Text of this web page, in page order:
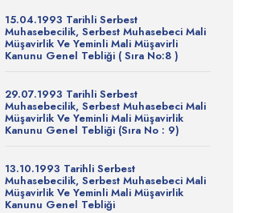
15.04.1993 Tarihli Serbest
Muhasebecilik, Serbest Muhasebeci Mali
Müşavirlik Ve Yeminli Mali Müşavirli
Kanunu Genel Tebliği ( Sıra No:8 )
29.07.1993 Tarihli Serbest
Muhasebecilik, Serbest Muhasebeci Mali
Müşavirlik Ve Yeminli Mali Müşavirlik
Kanunu Genel Tebliği (Sıra No : 9)
13.10.1993 Tarihli Serbest
Muhasebecilik, Serbest Muhasebeci Mali
Müşavirlik Ve Yeminli Mali Müşavirlik
Kanunu Genel Tebliği